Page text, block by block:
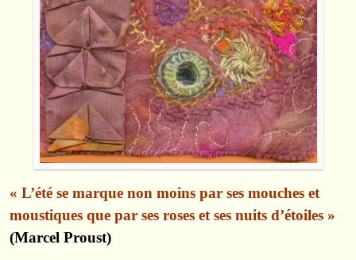
« L’été se marque non moins par ses mouches et
moustiques que par ses roses et ses nuits d’étoiles »
(Marcel Proust)